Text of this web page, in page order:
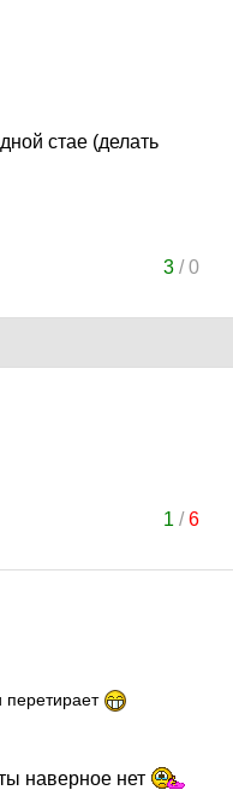
стае (делать
3/0
1 /6
перетирает
наверное нет